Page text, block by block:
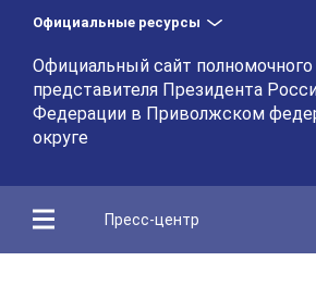
Официальные ресурсы
Официальный сайт полномочного
представителя Президента
Федерации в Приволжском
округе
Пресс-центр